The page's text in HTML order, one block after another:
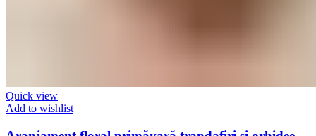
Quick view
Add to wishlist